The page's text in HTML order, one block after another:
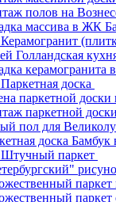
полов на
массива в ЖК
Голландская
керамогранита
доска
паркетной доски
паркетной
пол для
доска
паркет